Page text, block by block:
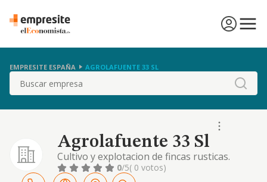
EMPRESITE ESPAÑA AGROLAFUENTE 33 SL
Buscar
Agrolafuente 33 Sl
Cultivo y explotacion de fincas rusticas.
elaboracion, distribucion y compraventa al
por mayor por menor de productos
0/5( 0 votos)